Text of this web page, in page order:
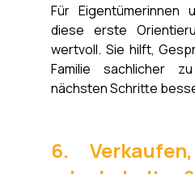
Für Eigentümerinnen
diese erste
wertvoll. Sie hilft,
Familie sachlicher
nächsten Schritte
6.